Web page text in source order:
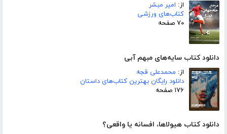
از: امیر مبشر
کتاب‌های ورزشی
۷۰ صفحه
دانلود کتاب سایه‌های مبهم آبی
از: محمدعلی قجه
دانلود رایگان بهترین کتاب‌های داستان
۱۷۶ صفحه
دانلود کتاب هیولاها، افسانه یا واقعی؟